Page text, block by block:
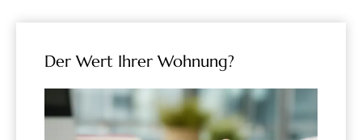
Der Wert Ihrer Wohnung?